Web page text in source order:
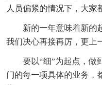
人员偏紧的情况下，大家
新的一年意味着新的
我们决心再接再厉，更上
要以“细”为起点，做
门的每一项具体的业务，